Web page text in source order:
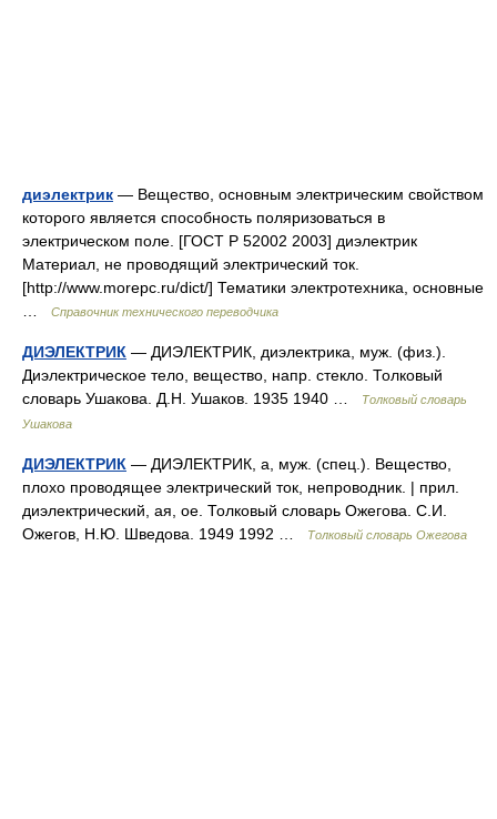
диэлектрик — Вещество, основным электрическим свойством
которого является способность поляризоваться в
электрическом поле. [ГОСТ Р 52002 2003] диэлектрик
Материал, не проводящий электрический ток.
[http://www.morepc.ru/dict/] Тематики электротехника, основные
Справочник технического переводчика
ДИЭЛЕКТРИК — ДИЭЛЕКТРИК, диэлектрика, муж. (физ.).
Диэлектрическое тело, вещество, напр. стекло. Толковый
словарь Ушакова. Д.Н. Ушаков. 1935 1940 …
Толковый словарь
Ушакова
ДИЭЛЕКТРИК — ДИЭЛЕКТРИК, а, муж. (спец.). Вещество,
плохо проводящее электрический ток, непроводник. | прил.
диэлектрический, ая, ое. Толковый словарь Ожегова. С.И.
Ожегов, Н.Ю. Шведова. 1949 1992 …
Толковый словарь Ожегова